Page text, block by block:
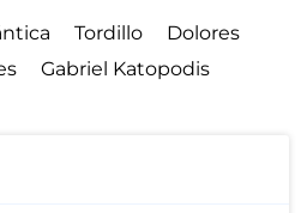
Tordillo
Dolores
Gabriel Katopodis